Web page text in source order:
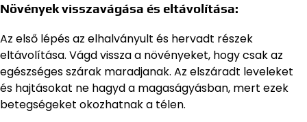
Növények visszavágása és eltávolítása:
Az első lépés az elhalványult és hervadt részek
eltávolítása. Vágd vissza a növényeket, hogy csak az
egészséges szárak maradjanak. Az elszáradt leveleket
és hajtásokat ne hagyd a magaságyásban, mert ezek
betegségeket okozhatnak a télen.